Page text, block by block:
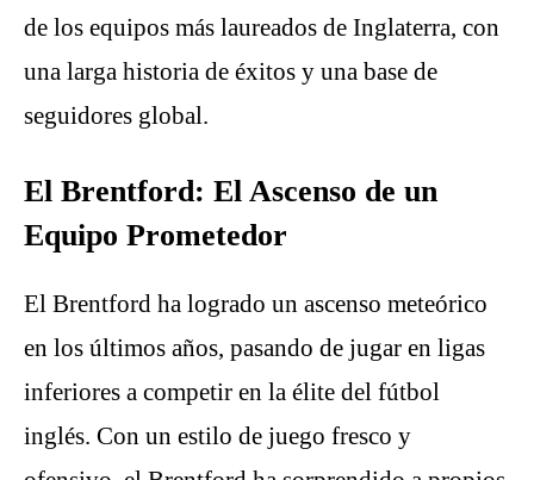
de los equipos más laureados de Inglaterra, con
una larga historia de éxitos y una base de
seguidores global.
El Brentford: El Ascenso de un
Equipo Prometedor
El Brentford ha logrado un ascenso meteórico
en los últimos años, pasando de jugar en ligas
inferiores a competir en la élite del fútbol
inglés. Con un estilo de juego fresco y